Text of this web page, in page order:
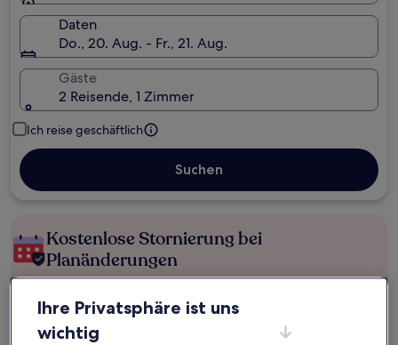
Daten
Do., 20. Aug. - Fr., 21. Aug.
Gäste
2 Reisende, 1 Zimmer
Ich reise geschäftlich
Suchen
Kostenlose Stornierung bei
Planänderungen
Verdiene Prämien für jede
wahrgenommene Übernachtung
Ihre Privatsphäre ist uns
wichtig